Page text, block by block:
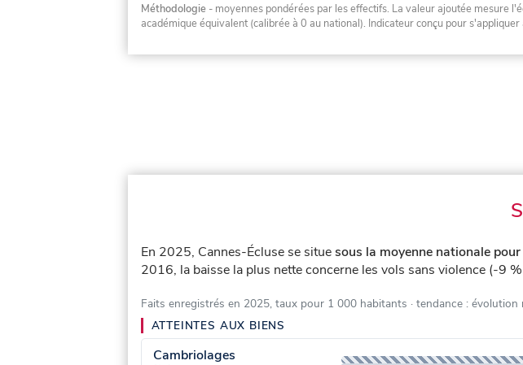
Méthodologie - moyennes pondérées par les effectifs. La valeur ajoutée mesure
académique équivalent (calibrée à 0 au national). Indicateur conçu pour
En 2025, Cannes-Écluse se situesous la moyenne nationale
2016, la baisse la plus nette concerne les vols sans violence (-9
Faits enregistrés en 2025, taux pour 1 000 habitants · tendance :
ATTEINTES AUX BIENS
Cambriolages